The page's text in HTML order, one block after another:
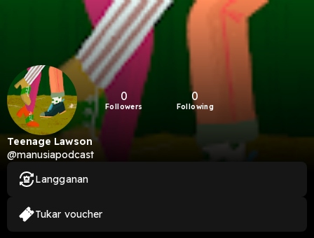
0
Followers
0
Following
Teenage Lawson
@manusiapodcast
Langganan
Tukar voucher